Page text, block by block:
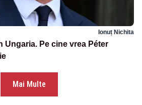
Ionuț Nichita
Ungaria. Pe cine vrea Péter
Mai Multe